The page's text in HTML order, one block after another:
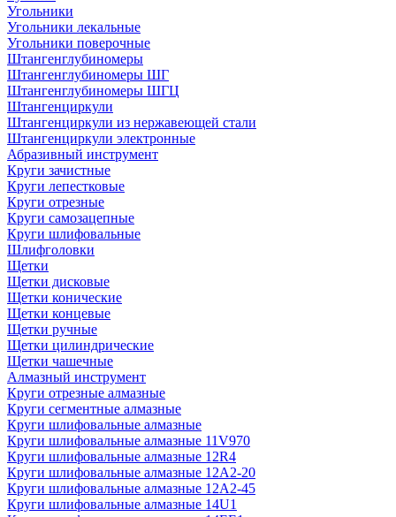
Угольники
Угольники лекальные
Угольники поверочные
Штангенглубиномеры
Штангенглубиномеры ШГ
Штангенглубиномеры ШГЦ
Штангенциркули
Штангенциркули из нержавеющей стали
Штангенциркули электронные
Абразивный инструмент
Круги зачистные
Круги лепестковые
Круги отрезные
Круги самозацепные
Круги шлифовальные
Шлифголовки
Щетки
Щетки дисковые
Щетки конические
Щетки концевые
Щетки ручные
Щетки цилиндрические
Щетки чашечные
Алмазный инструмент
Круги отрезные алмазные
Круги сегментные алмазные
Круги шлифовальные алмазные
Круги шлифовальные алмазные 11V970
Круги шлифовальные алмазные 12R4
Круги шлифовальные алмазные 12А2-20
Круги шлифовальные алмазные 12А2-45
Круги шлифовальные алмазные 14U1